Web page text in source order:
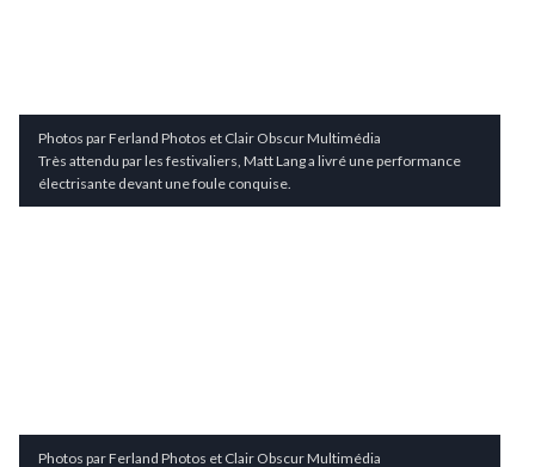
Photos par Ferland Photos et Clair Obscur Multimédia
Très attendu par les festivaliers, Matt Lang a livré une performance
électrisante devant une foule conquise.
Photos par Ferland Photos et Clair Obscur Multimédia